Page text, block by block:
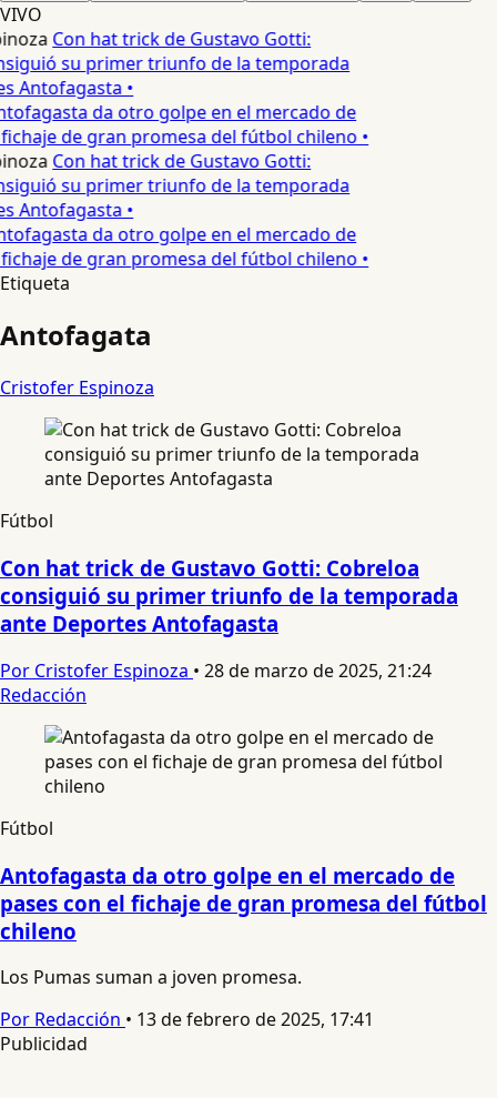
VIVO
Con hat trick de Gustavo Gotti:
su primer triunfo de la temporada
Antofagasta •
da otro golpe en el mercado de
de gran promesa del fútbol chileno •
Con hat trick de Gustavo Gotti:
su primer triunfo de la temporada
Antofagasta •
da otro golpe en el mercado de
de gran promesa del fútbol chileno •
Etiqueta
Antofagata
Cristofer Espinoza
Fútbol
Con hat trick de Gustavo Gotti: Cobreloa
consiguió su primer triunfo de la temporada
ante Deportes Antofagasta
Por Cristofer Espinoza • 28 de marzo de 2025, 21:24
Redacción
Fútbol
Antofagasta da otro golpe en el mercado de
pases con el fichaje de gran promesa del fútbol
chileno
Los Pumas suman a joven promesa.
Por Redacción • 13 de febrero de 2025, 17:41
Publicidad